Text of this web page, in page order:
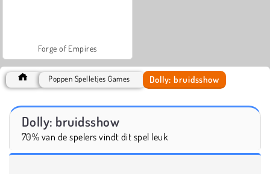
Forge of Empires
Poppen Spelletjes Games Dolly: bruidsshow
Dolly: bruidsshow
70% van de spelers vindt dit spel leuk